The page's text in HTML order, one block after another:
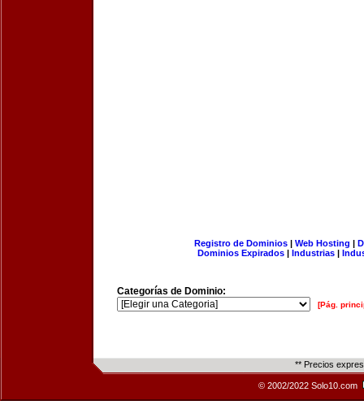
Registro de Dominios| Web Hosting |
Dominios Expirados | Industrias |
Categorías de Dominio:
[Pág.
** Precios
© 2002/2022 Solo10.com